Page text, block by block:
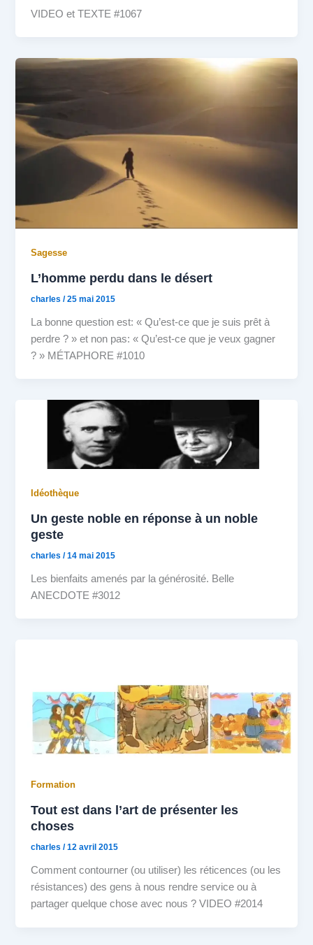
VIDEO et TEXTE #1067
Sagesse
L’homme perdu dans le désert
charles/25 mai 2015
La bonne question est: « Qu’est-ce que je suis prêt à
perdre ? » et non pas: « Qu’est-ce que je veux gagner
? » MÉTAPHORE #1010
Idéothèque
Un geste noble en réponse à un noble
geste
charles/14 mai 2015
Les bienfaits amenés par la générosité. Belle
ANECDOTE #3012
Formation
Tout est dans l’art de présenter les
choses
charles/12 avril 2015
Comment contourner (ou utiliser) les réticences (ou les
résistances) des gens à nous rendre service ou à
partager quelque chose avec nous ? VIDEO #2014